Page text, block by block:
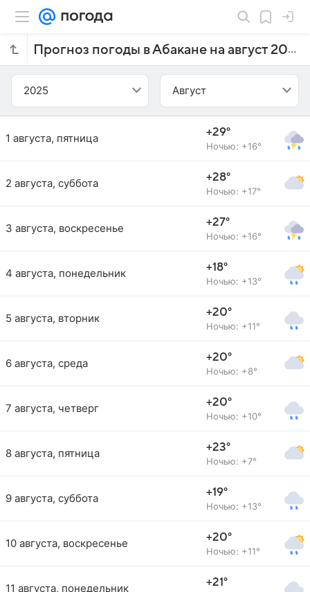
Прогноз погоды в Абакане на август 2025 года
2025 Август
1 августа, пятница +29°
Ночью: +16°
2 августа, суббота +28°
Ночью: +17°
3 августа, воскресенье +27°
Ночью: +16°
4 августа, понедельник +18°
Ночью: +13°
5 августа, вторник +20°
Ночью: +11°
6 августа, среда +20°
Ночью: +8°
7 августа, четверг +20°
Ночью: +10°
8 августа, пятница +23°
Ночью: +7°
9 августа, суббота +19°
Ночью: +13°
10 августа, воскресенье +20°
Ночью: +11°
11 августа, понедельник +21°